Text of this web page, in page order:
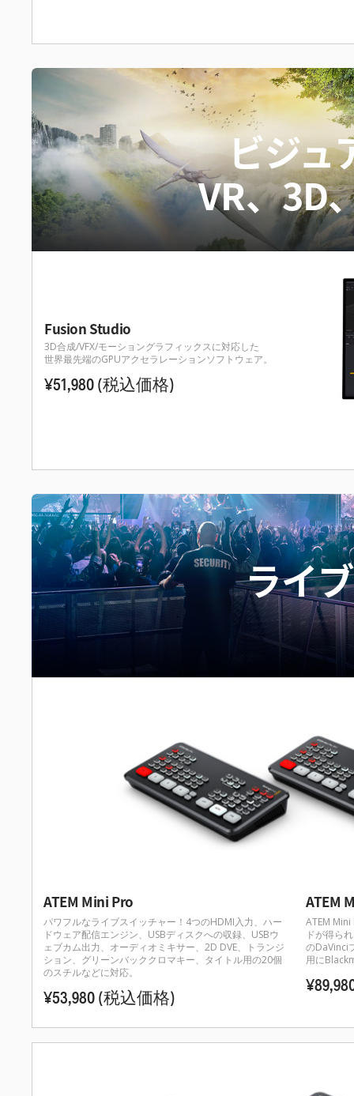
ビジュ
VR、3D
Fusion Studio
3D合成/VFX/モーショングラフィックスに対応した
世界最先端のGPUアクセラレーションソフトウェア。
¥51,980(税込価格)
ライ
ATEM Mini Pro
パワフルなライブスイッチャー！4つのHDMI入力、ハー
ドウェア配信エンジン、USBディスクへの収録、USBウ
ェブカム出力、オーディオミキサー、2D DVE、トランジ
ション、グリーンバッククロマキー、タイトル用の20個
のスチルなどに対応。
¥53,980(税込価格)
ATEM
ATEM
ドが得ら
のDaVinci
用に